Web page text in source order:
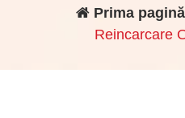
Prima pagină
Reincarcare